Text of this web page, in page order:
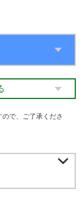
で、ご了承くださ
